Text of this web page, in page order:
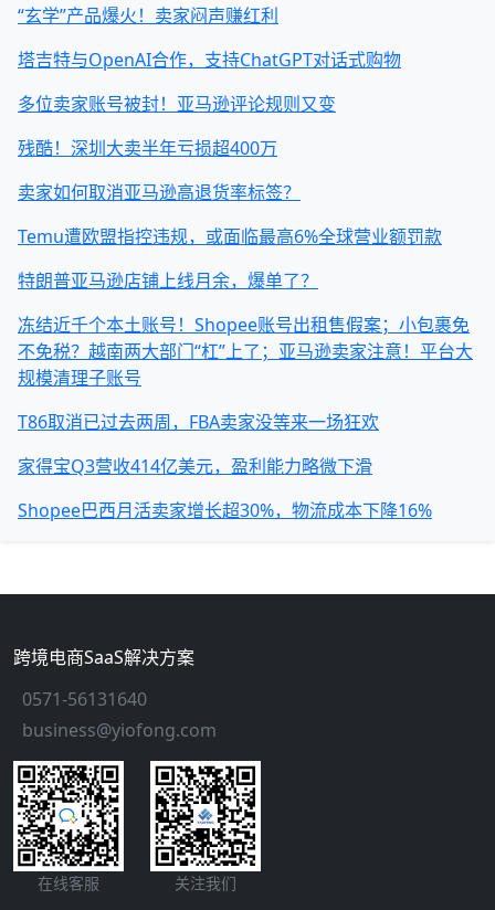
“玄学”产品爆火！卖家闷声赚红利
塔吉特与OpenAI合作，支持ChatGPT对话式购物
多位卖家账号被封！亚马逊评论规则又变
残酷！深圳大卖半年亏损超400万
卖家如何取消亚马逊高退货率标签？
Temu遭欧盟指控违规，或面临最高6%全球营业额罚款
特朗普亚马逊店铺上线月余，爆单了？
冻结近千个本土账号！Shopee账号出租售假案；小包裹免
不免税？越南两大部门“杠”上了；亚马逊卖家注意！平台大
规模清理子账号
T86取消已过去两周，FBA卖家没等来一场狂欢
家得宝Q3营收414亿美元，盈利能力略微下滑
Shopee巴西月活卖家增长超30%，物流成本下降16%
跨境电商SaaS解决方案
0571-56131640
business@yiofong.com
在线客服 关注我们